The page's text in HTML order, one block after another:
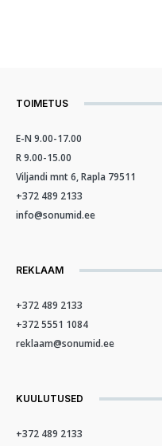
TOIMETUS
E-N 9.00-17.00
R 9.00-15.00
Viljandi mnt 6, Rapla 79511
+372 489 2133
info@sonumid.ee
REKLAAM
+372 489 2133
+372 5551 1084
reklaam@sonumid.ee
KUULUTUSED
+372 489 2133